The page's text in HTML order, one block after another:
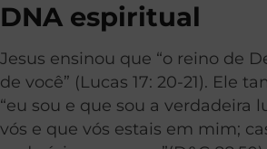
DNA espiritual
Jesus ensinou que “o reino de
de você” (Lucas 17: 20-21). Ele
“eu sou e que sou a verdadeira
vós e que vós estais em mim;